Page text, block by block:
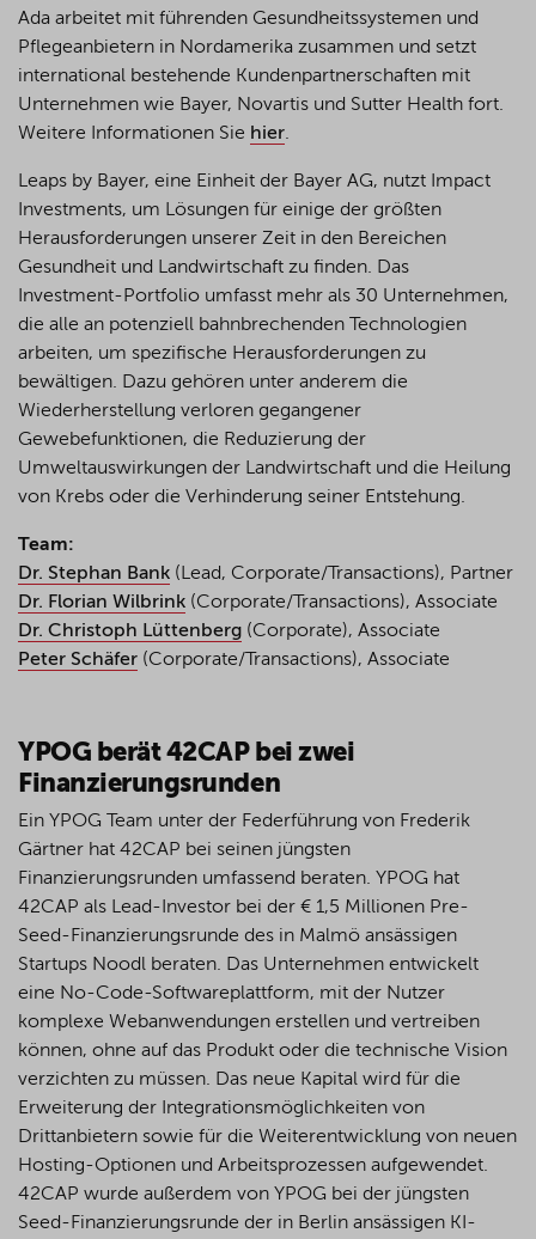
Ada arbeitet mit führenden Gesundheitssystemen und
Pflegeanbietern in Nordamerika zusammen und setzt
international bestehende Kundenpartnerschaften mit
Unternehmen wie Bayer, Novartis und Sutter Health fort.
Weitere Informationen Sie hier.
Leaps by Bayer, eine Einheit der Bayer AG, nutzt Impact
Investments, um Lösungen für einige der größten
Herausforderungen unserer Zeit in den Bereichen
Gesundheit und Landwirtschaft zu finden. Das
Investment-Portfolio umfasst mehr als 30 Unternehmen,
die alle an potenziell bahnbrechenden Technologien
arbeiten, um spezifische Herausforderungen zu
bewältigen. Dazu gehören unter anderem die
Wiederherstellung verloren gegangener
Gewebefunktionen, die Reduzierung der
Umweltauswirkungen der Landwirtschaft und die Heilung
von Krebs oder die Verhinderung seiner Entstehung.
Team:
Dr. Stephan Bank (Lead, Corporate/Transactions), Partner
Dr. Florian Wilbrink (Corporate/Transactions), Associate
Dr. Christoph Lüttenberg (Corporate), Associate
Peter Schäfer (Corporate/Transactions), Associate
YPOG berät 42CAP bei zwei
Finanzierungsrunden
Ein YPOG Team unter der Federführung von Frederik
Gärtner hat 42CAP bei seinen jüngsten
Finanzierungsrunden umfassend beraten. YPOG hat
42CAP als Lead-Investor bei der € 1,5 Millionen Pre-
Seed-Finanzierungsrunde des in Malmö ansässigen
Startups Noodl beraten. Das Unternehmen entwickelt
eine No-Code-Softwareplattform, mit der Nutzer
komplexe Webanwendungen erstellen und vertreiben
können, ohne auf das Produkt oder die technische Vision
verzichten zu müssen. Das neue Kapital wird für die
Erweiterung der Integrationsmöglichkeiten von
Drittanbietern sowie für die Weiterentwicklung von neuen
Hosting-Optionen und Arbeitsprozessen aufgewendet.
42CAP wurde außerdem von YPOG bei der jüngsten
Seed-Finanzierungsrunde der in Berlin ansässigen KI-